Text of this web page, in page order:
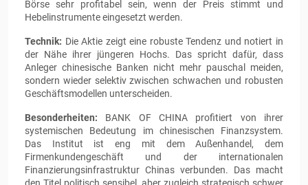
Börse sehr profitabel sein, wenn der Preis stimmt und
Hebelinstrumente eingesetzt werden.
Technik: Die Aktie zeigt eine robuste Tendenz und notiert in
der Nähe ihrer jüngeren Hochs. Das spricht dafür, dass
Anleger chinesische Banken nicht mehr pauschal meiden,
sondern wieder selektiv zwischen schwachen und robusten
Geschäftsmodellen unterscheiden.
Besonderheiten: BANK OF CHINA profitiert von ihrer
systemischen Bedeutung im chinesischen Finanzsystem.
Das Institut ist eng mit dem Außenhandel, dem
Firmenkundengeschäft und der internationalen
Finanzierungsinfrastruktur Chinas verbunden. Das macht